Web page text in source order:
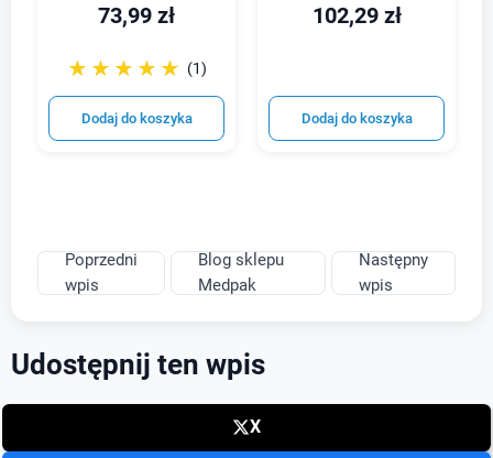
73,99 zł
☆☆☆☆☆
★★★★★ (1)
Dodaj do koszyka
102,29 zł
Dodaj do koszyka
Poprzedni
wpis
Blog sklepu
Medpak
Następny
wpis
Udostępnij ten wpis
X